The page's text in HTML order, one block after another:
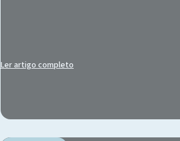
Ler artigo completo